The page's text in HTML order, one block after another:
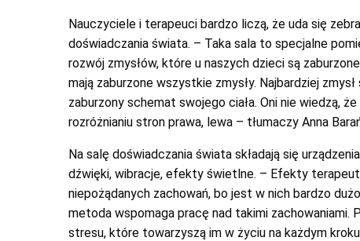
Nauczyciele i terapeuci bardzo liczą, że uda się
doświadczania świata. – Taka sala to specjalne
rozwój zmysłów, które u naszych dzieci są
mają zaburzone wszystkie zmysły. Najbardziej
zaburzony schemat swojego ciała. Oni nie wiedzą,
rozróżnianiu stron prawa, lewa – tłumaczy Anna
Na salę doświadczania świata składają się
dźwięki, wibracje, efekty świetlne. – Efekty
niepożądanych zachowań, bo jest w nich bardzo
metoda wspomaga pracę nad takimi
stresu, które towarzyszą im w życiu na każdym